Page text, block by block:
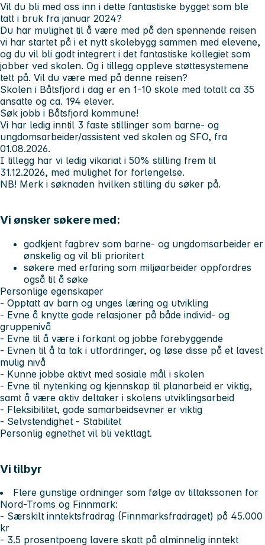
Vil du bli med oss inn i dette fantastiske bygget som ble
tatt i bruk fra januar 2024?
Du har mulighet til å være med på den spennende reisen
vi har startet på i et nytt skolebygg sammen med elevene,
og du vil bli godt integrert i det fantastiske kollegiet som
jobber ved skolen. Og i tillegg oppleve støttesystemene
tett på. Vil du være med på denne reisen?
Skolen i Båtsfjord i dag er en 1-10 skole med totalt ca 35
ansatte og ca. 194 elever.
Søk jobb i Båtsfjord kommune!
Vi har ledig inntil 3 faste stillinger som barne- og
ungdomsarbeider/assistent ved skolen og SFO, fra
01.08.2026.
I tillegg har vi ledig vikariat i 50% stilling frem til
31.12.2026, med mulighet for forlengelse.
NB! Merk i søknaden hvilken stilling du søker på.
Vi ønsker søkere med:
godkjent fagbrev som barne- og ungdomsarbeider er
ønskelig og vil bli prioritert
søkere med erfaring som miljøarbeider oppfordres
også til å søke
Personlige egenskaper
- Opptatt av barn og unges læring og utvikling
- Evne å knytte gode relasjoner på både individ- og
gruppenivå
- Evne til å være i forkant og jobbe forebyggende
- Evnen til å ta tak i utfordringer, og løse disse på et lavest
mulig nivå
- Kunne jobbe aktivt med sosiale mål i skolen
- Evne til nytenking og kjennskap til planarbeid er viktig,
samt å være aktiv deltaker i skolens utviklingsarbeid
- Fleksibilitet, gode samarbeidsevner er viktig
- Selvstendighet - Stabilitet
Personlig egnethet vil bli vektlagt.
Vi tilbyr
Flere gunstige ordninger som følge av tiltakssonen for
Nord-Troms og Finnmark:
- Særskilt inntektsfradrag (Finnmarksfradraget) på 45.000
kr
- 3.5 prosentpoeng lavere skatt på alminnelig inntekt